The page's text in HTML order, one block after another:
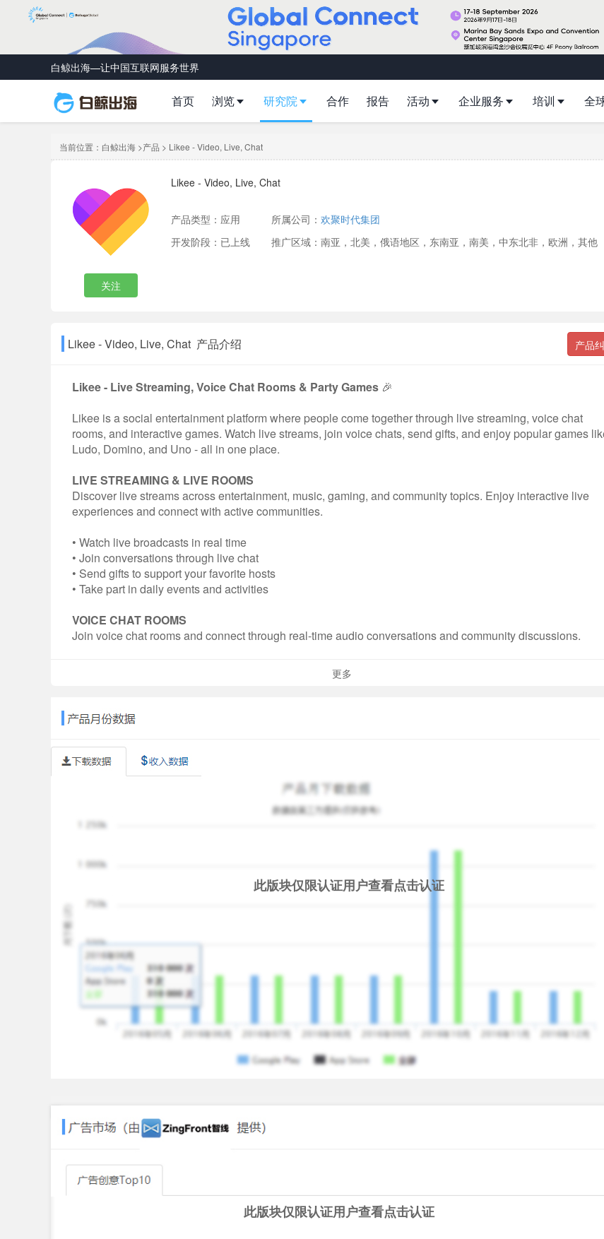
白鲸出海—让中国互联网服务世界
首页 浏览 研究院 合作 报告 活动 企业服务 培训 全
当前位置： 白鲸出海 >产品 > Likee - Video, Live, Chat
关注
Likee - Video, Live, Chat
产品类型： 应用
开发阶段：已上线
所属公司： 欢聚时代集团
推广区域：南亚，北美，俄语地区，东南亚，南美，中东北非，欧洲，其他
Likee - Video, Live, Chat 产品介绍 产品
Likee - Live Streaming, Voice Chat Rooms & Party Games 🎉
Likee is a social entertainment platform where people come together through live streaming, voice chat
rooms, and interactive games. Watch live streams, join voice chats, send gifts, and enjoy popular games
Ludo, Domino, and Uno - all in one place.
LIVE STREAMING & LIVE ROOMS
Discover live streams across entertainment, music, gaming, and community topics. Enjoy interactive live
experiences and connect with active communities.
• Watch live broadcasts in real time
• Join conversations through live chat
• Send gifts to support your favorite hosts
• Take part in daily events and activities
VOICE CHAT ROOMS
Join voice chat rooms and connect through real-time audio conversations and community discussions.
• Enjoy a more engaging social experience
PARTY GAMES
Play popular games directly within rooms: Ludo, Domino, Uno, Casual multiplayer games.
Games and voice chat work together to create a more interactive and entertaining experience.
Add excitement to live sessions with competitive challenges. Support your favorite hosts and enjoy the
• Host-versus-host battles
• Rankings and special events
EFFECTS & GIFTS
Make live sessions more expressive with interactive features.
Beauty filters, Face effects, Animated gifts, Real-time visual effects.
Create a more engaging and entertaining atmosphere during every live session.
Connect With Us
Instagram: @likee_official_global
更多
此版块仅限认证用户查看点击认证
此版块仅限认证用户查看点击认证